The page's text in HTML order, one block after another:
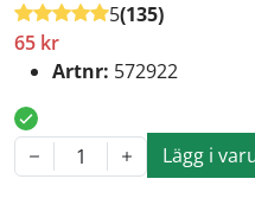
5(135)
65 kr
Artnr: 572922
1 Lägg i